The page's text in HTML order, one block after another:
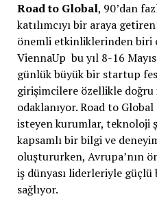
Road to Global, 90’dan
katılımcıyı bir araya getiren
önemli etkinliklerinden biri
ViennaUp bu yıl 8-16
günlük büyük bir startup
girişimcilere özellikle
odaklanıyor. Road to
isteyen kurumlar, teknoloji
kapsamlı bir bilgi ve
oluştururken, Avrupa’nın
iş dünyası liderleriyle güçlü
sağlıyor.